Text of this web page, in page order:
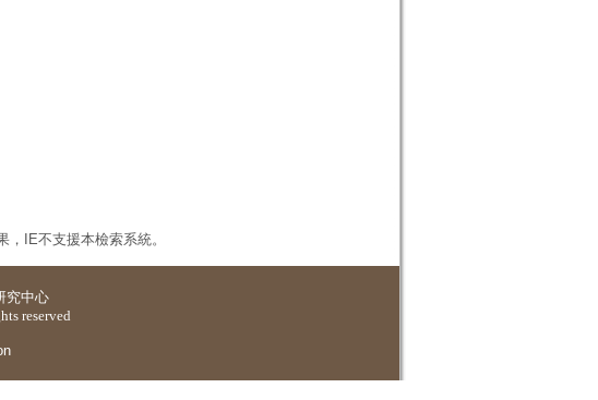
IE不支援本檢索系統。
究中心
reserved